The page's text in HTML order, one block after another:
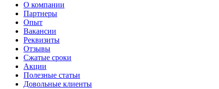
О компании
Партнеры
Опыт
Вакансии
Реквизиты
Отзывы
Сжатые сроки
Акции
Полезные статьи
Довольные клиенты